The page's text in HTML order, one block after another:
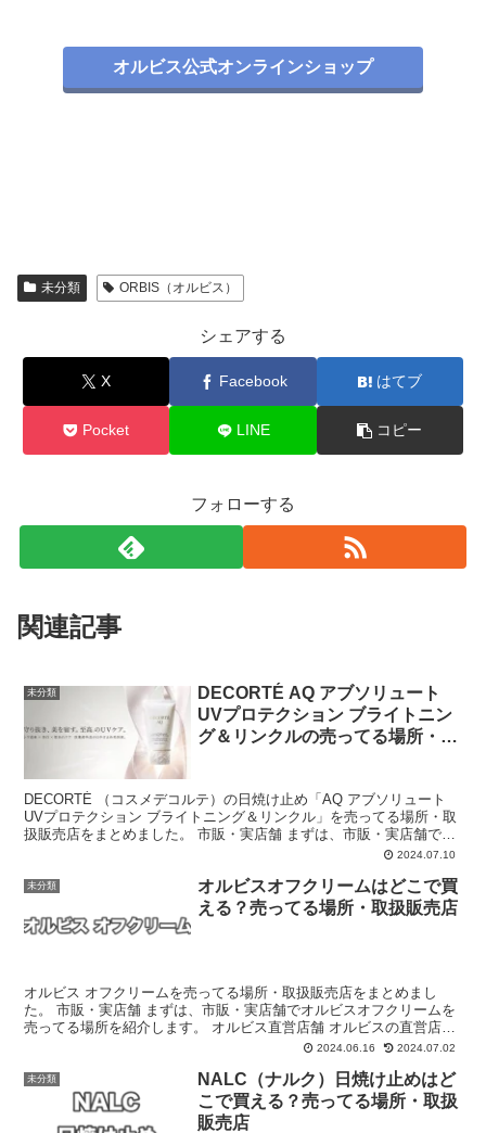
オルビス公式オンラインショップ
未分類 ORBIS（オルビス）
シェアする
X Facebook はてブ
Pocket LINE コピー
フォローする
関連記事
未分類
DECORTÉ AQ アブソリュート
UVプロテクション ブライトニン
グ＆リンクルの売ってる場所・取
DECORTÉ （コスメデコルテ）の日焼け止め「AQ アブソリュート
UVプロテクション ブライトニング＆リンクル」を売ってる場所・取
扱販売店をまとめました。 市販・実店舗 まずは、市販・実店舗で
2024.07.10
未分類
オルビスオフクリームはどこで買
える？売ってる場所・取扱販売店
オルビス オフクリームを売ってる場所・取扱販売店をまとめまし
た。 市販・実店舗 まずは、市販・実店舗でオルビスオフクリームを
売ってる場所を紹介します。 オルビス直営店舗 オルビスの直営店舗
でオルビスオフクリームを購入することができます。 オ...
2024.06.16 2024.07.02
未分類
NALC（ナルク）日焼け止めはど
こで買える？売ってる場所・取扱
販売店